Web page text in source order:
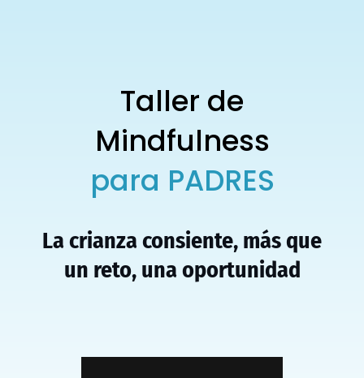
Taller de
Mindfulness
para PADRES
La crianza consiente, más que
un reto, una oportunidad